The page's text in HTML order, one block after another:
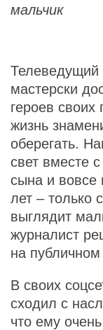
мальчик
мастерски
героев
жизнь
оберегать.
свет вместе
сына и вовсе
лет – только
выглядит
журналист
на
В своих
сходил с
что ему